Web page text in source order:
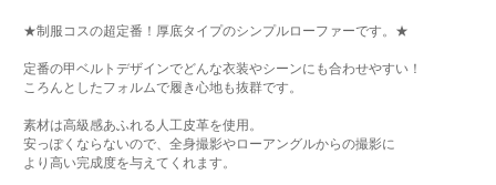
★制服コスの超定番！厚底タイプのシンプルローファーです。★
定番の甲ベルトデザインでどんな衣装やシーンにも合わせやすい！
ころんとしたフォルムで履き心地も抜群です。
素材は高級感あふれる人工皮革を使用。
安っぽくならないので、全身撮影やローアングルからの撮影に
より高い完成度を与えてくれます。